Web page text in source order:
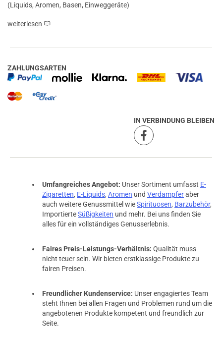
(Liquids, Aromen, Basen, Einweggeräte)
weiterlesen
ZAHLUNGSARTEN
IN VERBINDUNG BLEIBEN
Umfangreiches Angebot: Unser Sortiment umfasst E-
Zigaretten, E-Liquids, Aromen und Verdampferaber
auch weitere Genussmittel wieSpirituosen, Barzubehör,
ImportierteSüßigkeiten und mehr. Bei uns finden Sie
alles für ein vollständiges Genusserlebnis.
Faires Preis-Leistungs-Verhältnis: Qualität muss
nicht teuer sein. Wir bieten erstklassige Produkte zu
fairen Preisen.
Freundlicher Kundenservice: Unser engagiertes Team
steht Ihnen bei allen Fragen und Problemen rund um die
angebotenen Produkte kompetent und freundlich zur
Seite.